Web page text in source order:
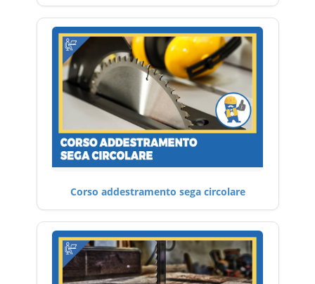
Corso addestramento sega circolare